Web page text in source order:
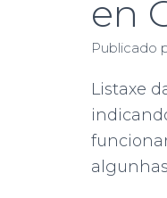
en
Publicado
Listaxe